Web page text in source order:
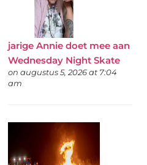
jarige Annie doet mee aan
Wednesday Night Skate
on augustus 5, 2026 at 7:04
am